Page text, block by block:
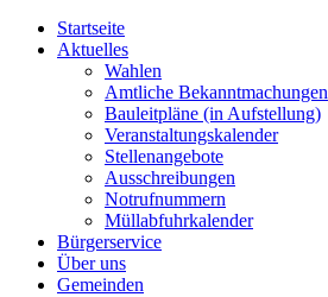
Startseite
Aktuelles
Wahlen
Amtliche Bekanntmachungen
Bauleitpläne (in Aufstellung)
Veranstaltungskalender
Stellenangebote
Ausschreibungen
Notrufnummern
Müllabfuhrkalender
Bürgerservice
Über uns
Gemeinden